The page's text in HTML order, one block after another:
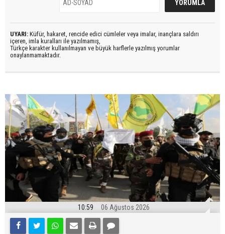
UYARI: Küfür, hakaret, rencide edici cümleler veya imalar, inançlara saldırı
içeren, imla kuralları ile yazılmamış,
Türkçe karakter kullanılmayan ve büyük harflerle yazılmış yorumlar
onaylanmamaktadır.
10:59 06 Ağustos 2026